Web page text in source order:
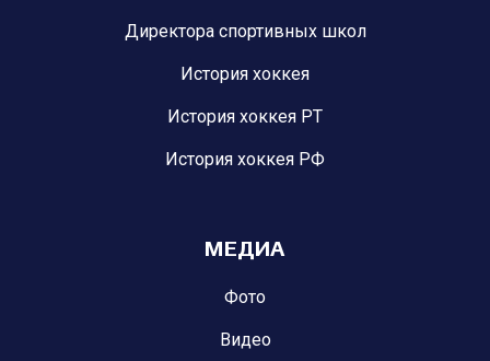
Директора спортивных школ
История хоккея
История хоккея РТ
История хоккея РФ
МЕДИА
Фото
Видео